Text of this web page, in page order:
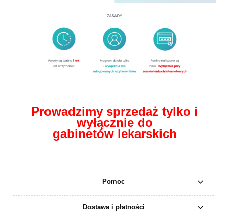
Prowadzimy sprzedaż tylko i
wyłącznie do
gabinetów lekarskich
Pomoc
Dostawa i płatności